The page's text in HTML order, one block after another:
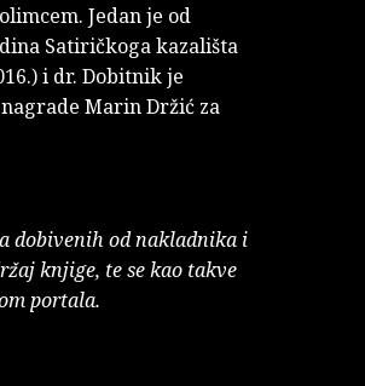
Jedan je od
Satiričkoga kazališta
i dr. Dobitnik je
Marin Držić za
dobivenih od nakladnika i
knjige, te se kao takve
portala.